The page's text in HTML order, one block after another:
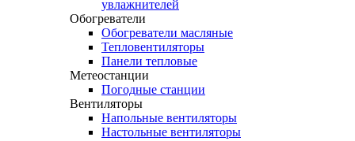
увлажнителей
Обогреватели
Обогреватели масляные
Тепловентиляторы
Панели тепловые
Метеостанции
Погодные станции
Вентиляторы
Напольные вентиляторы
Настольные вентиляторы